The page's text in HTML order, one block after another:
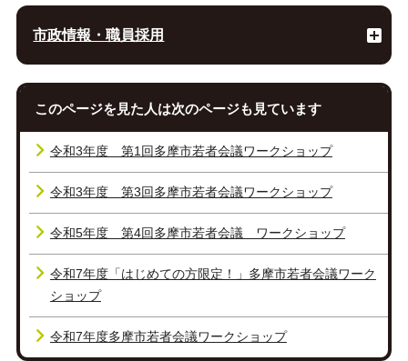
市政情報・職員採用
このページを見た人は次のページも見ています
令和3年度 第1回多摩市若者会議ワークショップ
令和3年度 第3回多摩市若者会議ワークショップ
令和5年度 第4回多摩市若者会議 ワークショップ
令和7年度「はじめての方限定！」多摩市若者会議ワーク
ショップ
令和7年度多摩市若者会議ワークショップ